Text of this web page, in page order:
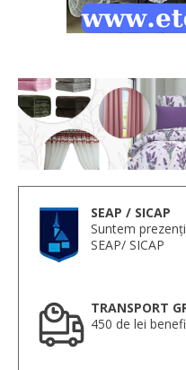
SEAP / SICAP
Suntem
SEAP/ SICAP
TRANSPORT
450 de lei